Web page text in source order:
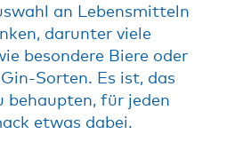
an Lebensmitteln
darunter viele
besondere Biere oder
Sorten. Es ist, das
behaupten, für jeden
etwas dabei.